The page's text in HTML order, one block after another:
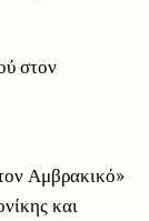
στον
Αμβρακικό»
και